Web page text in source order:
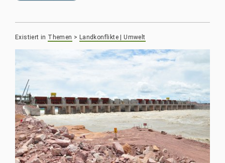
Existiert in Themen > Landkonflikte | Umwelt